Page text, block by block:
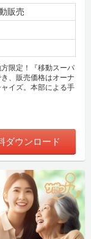
販売
限定！『移動スーパ
、販売価格はオーナ
イズ。本部による手
ダウンロード